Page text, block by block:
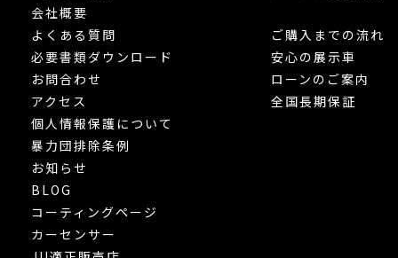
会社概要
よくある質問
必要書類ダウンロード
お問合わせ
アクセス
個人情報保護について
暴力団排除条例
お知らせ
BLOG
ご購入までの流れ
安心の展示車
ローンのご案内
全国長期保証
コーティングページ
カーセンサー